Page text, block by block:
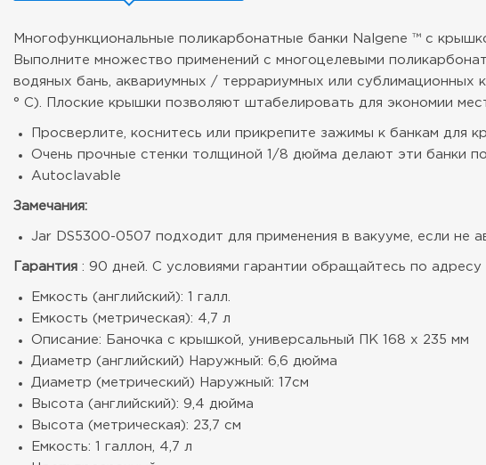
Многофункциональные поликарбонатные банки Nalgene ™ с
Выполните множество применений с многоцелевыми
водяных бань, аквариумных / террариумных или сублимационных
° C). Плоские крышки позволяют штабелировать для экономии
Просверлите, коснитесь или прикрепите зажимы к банкам для
Очень прочные стенки толщиной 1/8 дюйма делают эти банки
Autoclavable
Замечания:
Jar DS5300-0507 подходит для применения в вакууме, если не
Гарантия : 90 дней. С условиями гарантии обращайтесь по
Емкость (английский): 1 галл.
Емкость (метрическая): 4,7 л
Описание: Баночка с крышкой, универсальный ПК 168 х 235 мм
Диаметр (английский) Наружный: 6,6 дюйма
Диаметр (метрический) Наружный: 17см
Высота (английский): 9,4 дюйма
Высота (метрическая): 23,7 см
Емкость: 1 галлон, 4,7 л